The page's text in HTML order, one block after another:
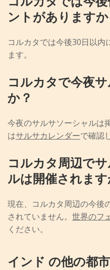
ントがありますか
コルカタでは今後30日以内
ます。
コルカタで今夜
か？
今夜のサルサソーシャルは
はサルサカレンダーで確認
コルカタ周辺で
ルは開催されます
現在、コルカタ周辺の今後
されていません。 世界のフ
ください。
インド の他の都市